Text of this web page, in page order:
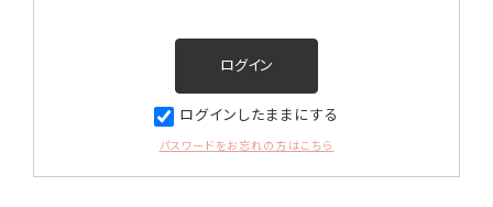
ログインしたままにする
パスワードをお忘れの方はこちら